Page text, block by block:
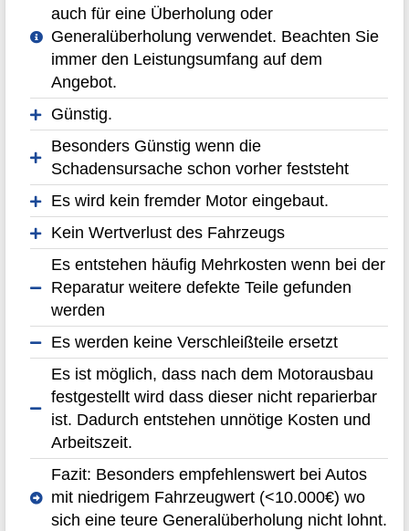
auch für eine Überholung oder
Generalüberholung verwendet. Beachten Sie
immer den Leistungsumfang auf dem
Angebot.
Günstig.
Besonders Günstig wenn die
Schadensursache schon vorher feststeht
Es wird kein fremder Motor eingebaut.
Kein Wertverlust des Fahrzeugs
Es entstehen häufig Mehrkosten wenn bei der
Reparatur weitere defekte Teile gefunden
werden
Es werden keine Verschleißteile ersetzt
Es ist möglich, dass nach dem Motorausbau
festgestellt wird dass dieser nicht reparierbar
ist. Dadurch entstehen unnötige Kosten und
Arbeitszeit.
Fazit: Besonders empfehlenswert bei Autos
mit niedrigem Fahrzeugwert (<10.000€) wo
sich eine teure Generalüberholung nicht lohnt.